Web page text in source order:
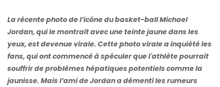
La récente photo de l’icône du basket-ball Michael
Jordan, qui le montrait avec une teinte jaune dans les
yeux, est devenue virale. Cette photo virale a inquiété les
fans, qui ont commencé à spéculer que l'athlète pourrait
souffrir de problèmes hépatiques potentiels comme la
jaunisse. Mais l’ami de Jordan a démenti les rumeurs